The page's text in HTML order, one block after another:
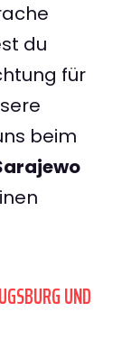
du
für
beim
UND